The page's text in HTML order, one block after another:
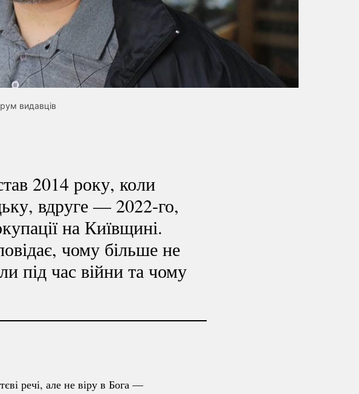
видавців
2014 року, коли
вдруге — 2022-го,
на Київщині.
чому більше не
під час війни та чому
речі, але не віру в Бога —